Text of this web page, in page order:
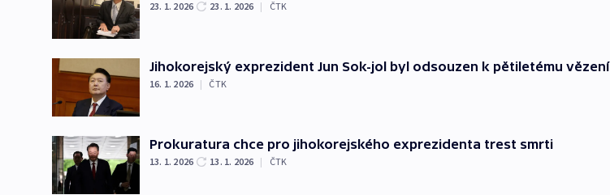
23. 1. 2026 23. 1. 2026 | ČTK
Jihokorejský exprezident Jun Sok-jol byl odsouzen k pětiletému vězení
16. 1. 2026 | ČTK
Prokuratura chce pro jihokorejského exprezidenta trest smrti
13. 1. 2026 13. 1. 2026 | ČTK